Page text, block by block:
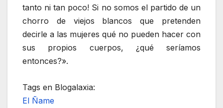
tanto ni tan poco! Si no somos el partido de un
chorro de viejos blancos que pretenden
decirle a las mujeres qué no pueden hacer con
sus propios cuerpos, ¿qué seríamos
entonces?».
Tags en Blogalaxia:
El Ñame